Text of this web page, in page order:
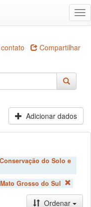
Compartilhar
Adicionar dados
do Solo e
Grosso do Sul
Ordenar